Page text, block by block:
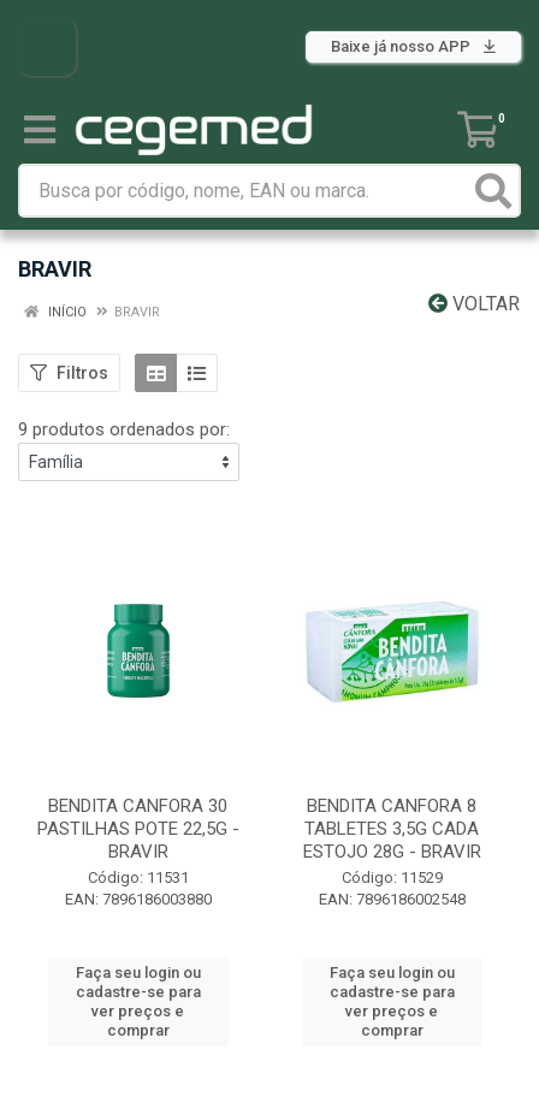
Baixe já nosso APP
0
BRAVIR
VOLTAR
INÍCIO BRAVIR
Filtros
9 produtos ordenados por:
BENDITA CANFORA 30
PASTILHAS POTE 22,5G -
BRAVIR
Código: 11531
EAN: 7896186003880
Faça seu login ou
cadastre-se para
ver preços e
comprar
BENDITA CANFORA 8
TABLETES 3,5G CADA
ESTOJO 28G - BRAVIR
Código: 11529
EAN: 7896186002548
Faça seu login ou
cadastre-se para
ver preços e
comprar